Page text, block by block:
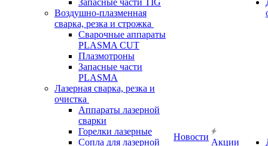
Запасные части TIG
Воздушно-плазменная
сварка, резка и строжка
Сварочные аппараты
PLASMA CUT
Плазмотроны
Запасные части
PLASMA
Лазерная сварка, резка и
очистка
Аппараты лазерной
сварки
Горелки лазерные
Сопла для лазерной
Новости
Акции